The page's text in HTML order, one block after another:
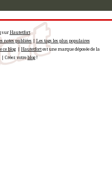
surHautetfort
notes publiées |Les tags les plus populaires
ce blog| Hautetfortest une marque déposée de la
| Créez votreblog!